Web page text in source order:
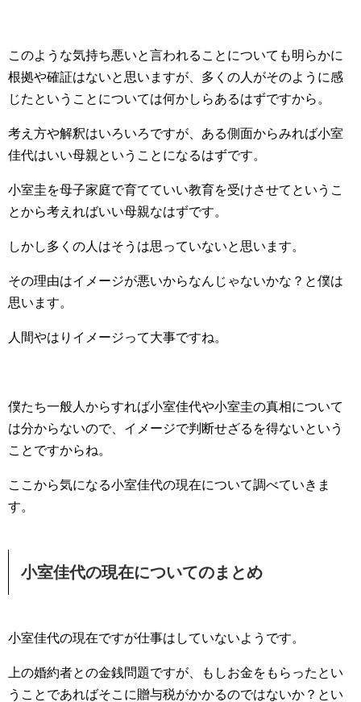
このような気持ち悪いと言われることについても明らかに
根拠や確証はないと思いますが、多くの人がそのように感
じたということについては何かしらあるはずですから。
考え方や解釈はいろいろですが、ある側面からみれば小室
佳代はいい母親ということになるはずです。
小室圭を母子家庭で育てていい教育を受けさせてというこ
とから考えればいい母親なはずです。
しかし多くの人はそうは思っていないと思います。
その理由はイメージが悪いからなんじゃないかな？と僕は
思います。
人間やはりイメージって大事ですね。
僕たち一般人からすれば小室佳代や小室圭の真相について
は分からないので、イメージで判断せざるを得ないという
ことですからね。
ここから気になる小室佳代の現在について調べていきま
す。
小室佳代の現在についてのまとめ
小室佳代の現在ですが仕事はしていないようです。
上の婚約者との金銭問題ですが、もしお金をもらったとい
うことであればそこに贈与税がかかるのではないか？とい